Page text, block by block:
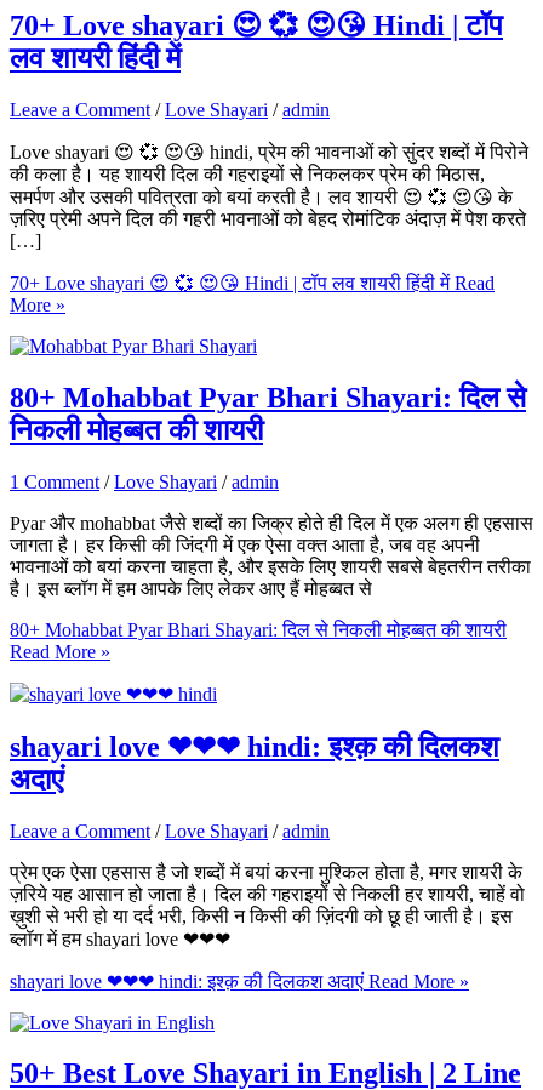
70+ Love shayari 😍 💞 😍😘 Hindi | टॉप
लव शायरी हिंदी में
Leave a Comment /Love Shayari /admin
Love shayari 😍 💞 😍😘 hindi, प्रेम की भावनाओं को सुंदर शब्दों में पिरोने
की कला है। यह शायरी दिल की गहराइयों से निकलकर प्रेम की मिठास,
समर्पण और उसकी पवित्रता को बयां करती है। लव शायरी 😍 💞 😍😘 के
ज़रिए प्रेमी अपने दिल की गहरी भावनाओं को बेहद रोमांटिक अंदाज़ में पेश करते
[…]
70+ Love shayari 😍 💞 😍😘 Hindi | टॉप लव शायरी हिंदी मेंRead
More »
80+ Mohabbat Pyar Bhari Shayari: दिल से
निकली मोहब्बत की शायरी
1 Comment /Love Shayari /admin
Pyar और mohabbat जैसे शब्दों का जिक्र होते ही दिल में एक अलग ही एहसास
जागता है। हर किसी की जिंदगी में एक ऐसा वक्त आता है, जब वह अपनी
भावनाओं को बयां करना चाहता है, और इसके लिए शायरी सबसे बेहतरीन तरीका
है। इस ब्लॉग में हम आपके लिए लेकर आए हैं मोहब्बत से
80+ Mohabbat Pyar Bhari Shayari: दिल से निकली मोहब्बत की शायरी
Read More »
shayari love ❤❤❤ hindi: इश्क़ की दिलकश
अदाएं
Leave a Comment /Love Shayari /admin
प्रेम एक ऐसा एहसास है जो शब्दों में बयां करना मुश्किल होता है, मगर शायरी के
ज़रिये यह आसान हो जाता है। दिल की गहराइयों से निकली हर शायरी, चाहें वो
ख़ुशी से भरी हो या दर्द भरी, किसी न किसी की ज़िंदगी को छू ही जाती है। इस
ब्लॉग में हम shayari love ❤❤❤
shayari love ❤❤❤ hindi: इश्क़ की दिलकश अदाएं Read More »
50+ Best Love Shayari in English | 2 Line